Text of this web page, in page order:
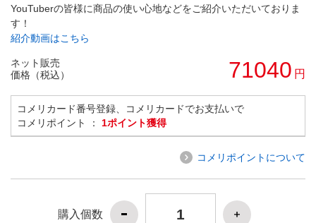
YouTuberの皆様に商品の使い心地などをご紹介いただいておりま
す！
紹介動画はこちら
ネット販売
価格（税込）
71040 円
コメリカード番号登録、コメリカードでお支払いで
コメリポイント ： 1ポイント獲得
コメリポイントについて
購入個数